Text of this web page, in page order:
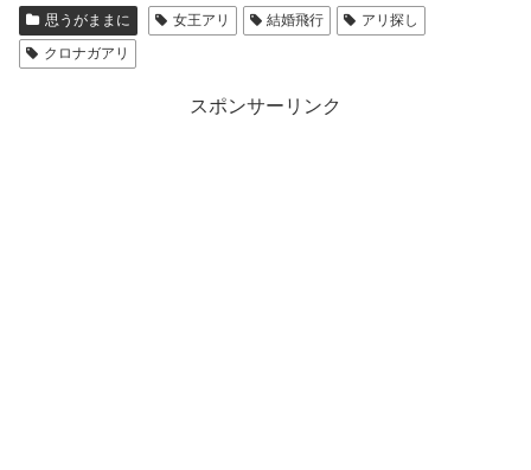
思うがままに 女王アリ 結婚飛行
アリ探し
クロナガアリ
スポンサーリンク